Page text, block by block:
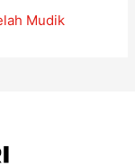
Mudik